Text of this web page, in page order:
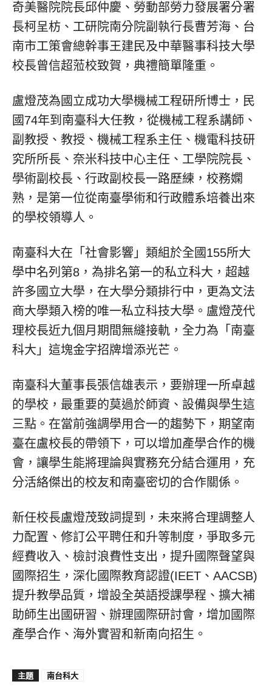
奇美醫院院長邱仲慶、勞動部勞力發展署分署
長柯呈枋、工研院南分院副執行長曹芳海、台
南市工策會總幹事王建民及中華醫事科技大學
校長曾信超蒞校致賀，典禮簡單隆重。
盧燈茂為國立成功大學機械工程研所博士，民
國74年到南臺科大任教，從機械工程系講師、
副教授、教授、機械工程系主任、機電科技研
究所所長、奈米科技中心主任、工學院院長、
學術副校長、行政副校長一路歷練，校務嫻
熟，是第一位從南臺學術和行政體系培養出來
的學校領導人。
南臺科大在「社會影響」類組於全國155所大
學中名列第8，為排名第一的私立科大，超越
許多國立大學，在大學分類排行中，更為文法
商大學類入榜的唯一私立科技大學。盧燈茂代
理校長近九個月期間無縫接軌，全力為「南臺
科大」這塊金字招牌增添光芒。
南臺科大董事長張信雄表示，要辦理一所卓越
的學校，最重要的莫過於師資、設備與學生這
三點。在當前強調學用合一的趨勢下，期望南
臺在盧校長的帶領下，可以增加產學合作的機
會，讓學生能將理論與實務充分結合運用，充
分活絡傑出的校友和南臺密切的合作關係。
新任校長盧燈茂致詞提到，未來將合理調整人
力配置、修訂公平聘任和升等制度，爭取多元
經費收入、檢討浪費性支出，提升國際聲望與
國際招生，深化國際教育認證(IEET、AACSB)
提升教學品質，增設全英語授課學程、擴大補
助師生出國研習、辦理國際研討會，增加國際
產學合作、海外實習和新南向招生。
主題 南台科大